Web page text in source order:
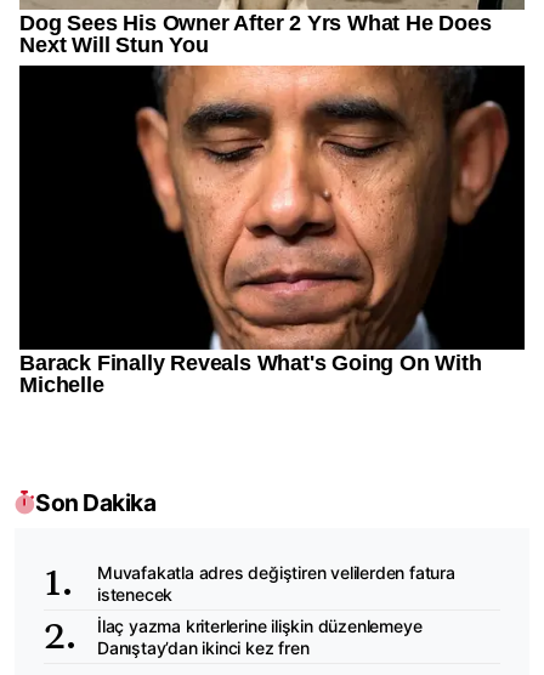
Son Dakika
Muvafakatla adres değiştiren velilerden fatura
istenecek
İlaç yazma kriterlerine ilişkin düzenlemeye
Danıştay’dan ikinci kez fren